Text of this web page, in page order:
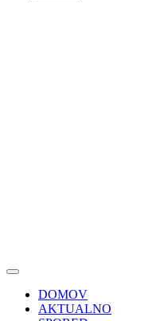
DOMOV
AKTUALNO